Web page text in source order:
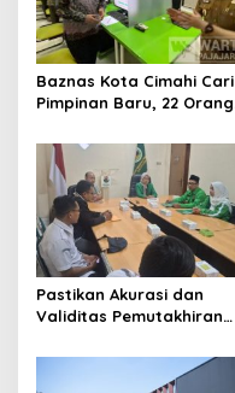
Baznas Kota Cimahi Cari
Pimpinan Baru, 22 Orang
Pastikan Akurasi dan
Validitas Pemutakhiran
Cimahi Lakukan